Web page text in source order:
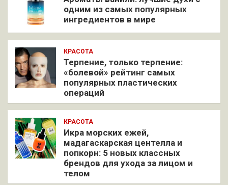
одним из самых популярных
ингредиентов в мире
КРАСОТА
Терпение, только терпение:
«болевой» рейтинг самых
популярных пластических
операций
КРАСОТА
Икра морских ежей,
мадагаскарская центелла и
попкорн: 5 новых классных
брендов для ухода за лицом и
телом